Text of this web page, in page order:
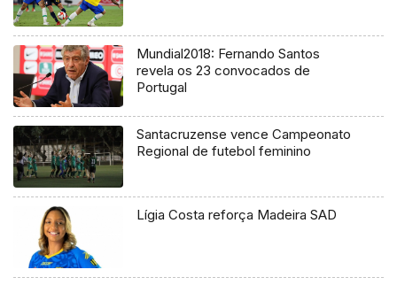
Mundial2018: Fernando Santos
revela os 23 convocados de
Portugal
Santacruzense vence Campeonato
Regional de futebol feminino
Lígia Costa reforça Madeira SAD